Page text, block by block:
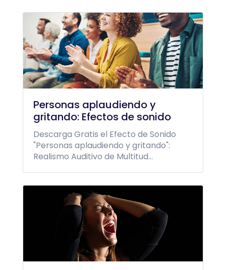
Personas aplaudiendo y
gritando: Efectos de sonido
Descarga Gratis el Efecto de Sonido
"Personas aplaudiendo y gritando":
Realismo Auditivo de Multitud...